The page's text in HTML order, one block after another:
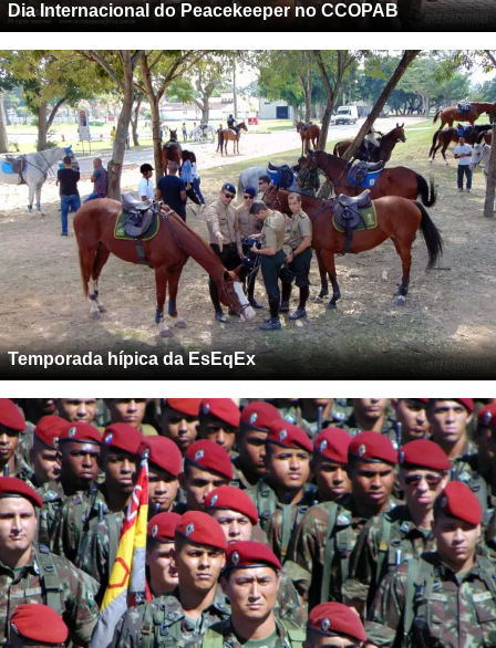
Dia Internacional do Peacekeeper no CCOPAB
Temporada hípica da EsEqEx